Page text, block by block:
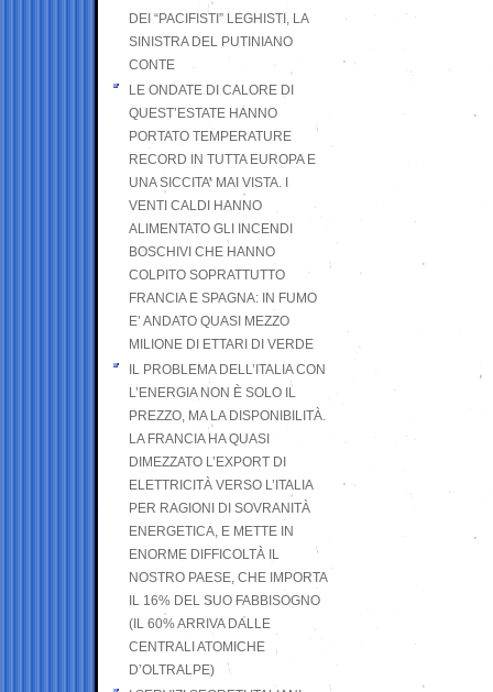
DEI “PACIFISTI” LEGHISTI, LA
SINISTRA DEL PUTINIANO
CONTE
LE ONDATE DI CALORE DI
QUEST’ESTATE HANNO
PORTATO TEMPERATURE
RECORD IN TUTTA EUROPA E
UNA SICCITA’ MAI VISTA. I
VENTI CALDI HANNO
ALIMENTATO GLI INCENDI
BOSCHIVI CHE HANNO
COLPITO SOPRATTUTTO
FRANCIA E SPAGNA: IN FUMO
E’ ANDATO QUASI MEZZO
MILIONE DI ETTARI DI VERDE
IL PROBLEMA DELL’ITALIA CON
L’ENERGIA NON È SOLO IL
PREZZO, MA LA DISPONIBILITÀ.
LA FRANCIA HA QUASI
DIMEZZATO L’EXPORT DI
ELETTRICITÀ VERSO L’ITALIA
PER RAGIONI DI SOVRANITÀ
ENERGETICA, E METTE IN
ENORME DIFFICOLTÀ IL
NOSTRO PAESE, CHE IMPORTA
IL 16% DEL SUO FABBISOGNO
(IL 60% ARRIVA DALLE
CENTRALI ATOMICHE
D’OLTRALPE)